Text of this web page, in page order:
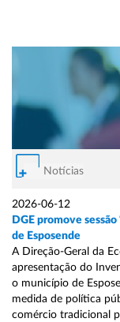
Notícias
2026-06-12
DGE promove
de Esposende
A Direção-Geral da
apresentação do
o município de
medida de política
comércio tradicional